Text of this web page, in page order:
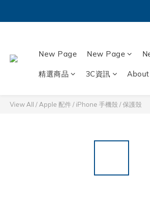
New Page New Page
精選商品 3C資訊 About
View All / Apple 配件/ iPhone 手機殼 / 保護殼